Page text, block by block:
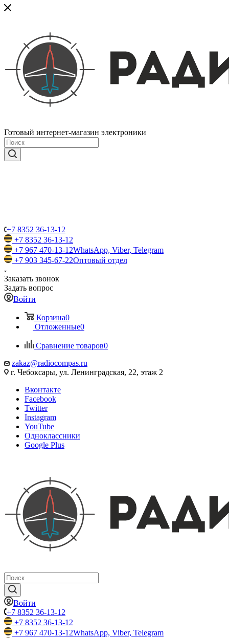
Готовый интернет-магазин электроники
+7 8352 36-13-12
+7 8352 36-13-12
+7 967 470-13-12WhatsApp, Viber, Telegram
+7 903 345-67-22Оптовый отдел
Заказать звонок
Задать вопрос
Войти
Корзина0
Отложенные0
Сравнение товаров0
zakaz@radiocompas.ru
г. Чебоксары, ул. Ленинградская, 22, этаж 2
Вконтакте
Facebook
Twitter
Instagram
YouTube
Одноклассники
Google Plus
Войти
+7 8352 36-13-12
+7 8352 36-13-12
+7 967 470-13-12WhatsApp, Viber, Telegram